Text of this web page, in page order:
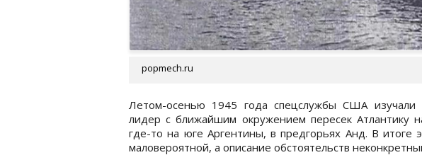
popmech.ru
Летом-осенью 1945 года спецслужбы США изучали
лидер с ближайшим окружением пересек Атлантику
где-то на юге Аргентины, в предгорьях Анд. В итоге
маловероятной, а описание обстоятельств